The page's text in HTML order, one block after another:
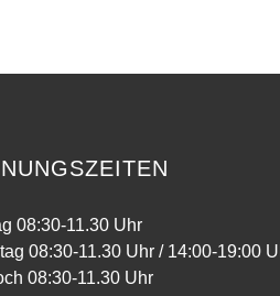
08:30-11.30 Uhr
08:30-11.30 Uhr / 14:00-19:00
08:30-11.30 Uhr